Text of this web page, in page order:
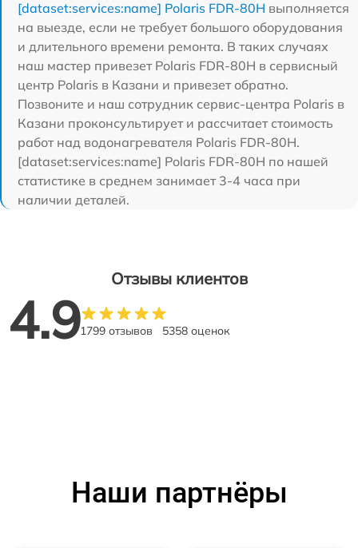
[dataset:services:name] Polaris FDR-80H выполняется
на выезде, если не требует большого оборудования
и длительного времени ремонта. В таких случаях
наш мастер привезет Polaris FDR-80H в сервисный
центр Polaris в Казани и привезет обратно.
Позвоните и наш сотрудник сервис-центра Polaris в
Казани проконсультирует и рассчитает стоимость
работ над водонагревателя Polaris FDR-80H.
[dataset:services:name] Polaris FDR-80H по нашей
статистике в среднем занимает 3-4 часа при
наличии деталей.
Отзывы клиентов
4.91799 отзывов 5358 оценок
Наши партнёры